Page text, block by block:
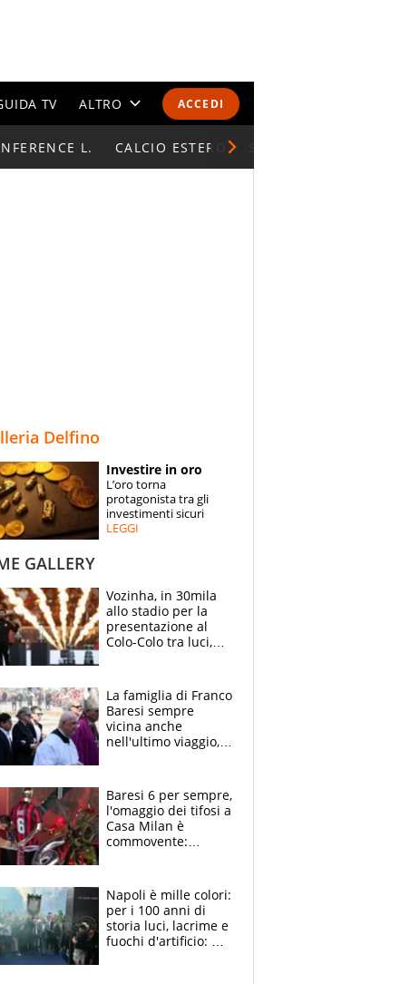
ACCEDI
TV ALTRO
CALENDARI E CLASSIFICHE
ESPERTI
CONTATTI
L. CALCIO ESTERO
Delfino
Investire in oro
L’oro torna
protagonista tra gli
investimenti sicuri
LEGGI
GALLERY
Vozinha, in 30mila
allo stadio per la
presentazione al
Colo-Colo tra luci,
La famiglia di Franco
Baresi sempre
vicina anche
nell'ultimo viaggio,
circondati
dall'affetto dei tifosi
Baresi 6 per sempre,
l'omaggio dei tifosi a
Casa Milan è
commovente:
bigliettini
Napoli è mille colori:
per i 100 anni di
storia luci, lacrime e
fuochi d'artificio: De